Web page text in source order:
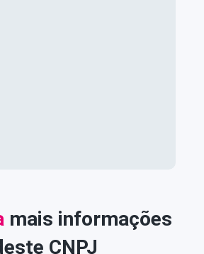
mais informações
CNPJ